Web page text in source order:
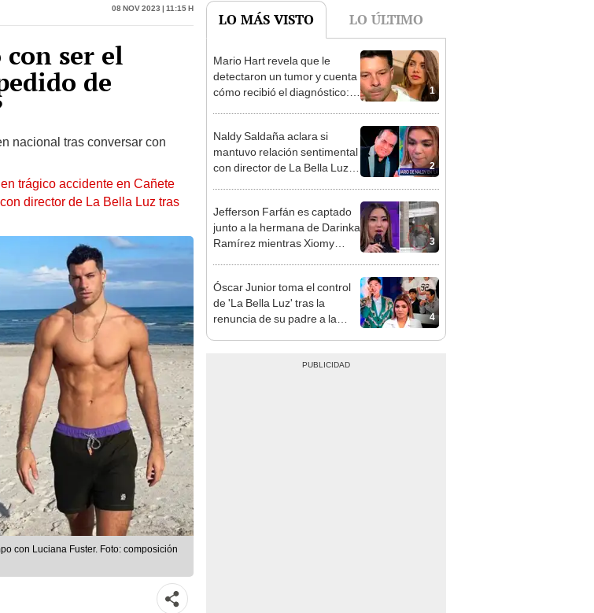
08 Nov 2023 | 11:15 h
ser el
de
nacional tras conversar con
trágico accidente en Cañete
director de La Bella Luz tras
con Luciana Fuster. Foto: composición
LO MÁS VISTO LO ÚLTIMO
1
Mario Hart revela que le
detectaron un tumor y cuenta
cómo recibió el diagnóstico:
2
Naldy Saldaña aclara si
mantuvo relación sentimental
con director de La Bella Luz
bajo”
3
Jefferson Farfán es captado
junto a la hermana de Darinka
Ramírez mientras Xiomy
4
Óscar Junior toma el control
de 'La Bella Luz' tras la
renuncia de su padre a la